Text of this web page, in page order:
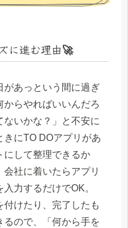
に進む理由🚀
があっという間に過ぎ
らやればいいんだろ
ないかな？」と不安に
きにTO DOアプリがあ
にして整理できるか
社に着いたらアプリ
力するだけでOK。
けたり、完了したも
るので、「何から手を